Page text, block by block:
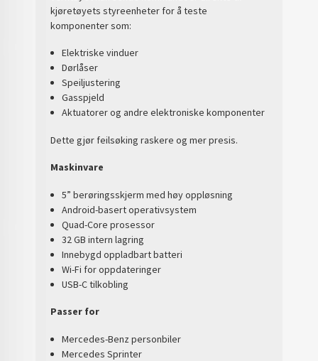
kjøretøyets styreenheter for å teste
komponenter som:
Elektriske vinduer
Dørlåser
Speiljustering
Gasspjeld
Aktuatorer og andre elektroniske komponenter
Dette gjør feilsøking raskere og mer presis.
Maskinvare
5” berøringsskjerm med høy oppløsning
Android-basert operativsystem
Quad-Core prosessor
32 GB intern lagring
Innebygd oppladbart batteri
Wi-Fi for oppdateringer
USB-C tilkobling
Passer for
Mercedes-Benz personbiler
Mercedes Sprinter